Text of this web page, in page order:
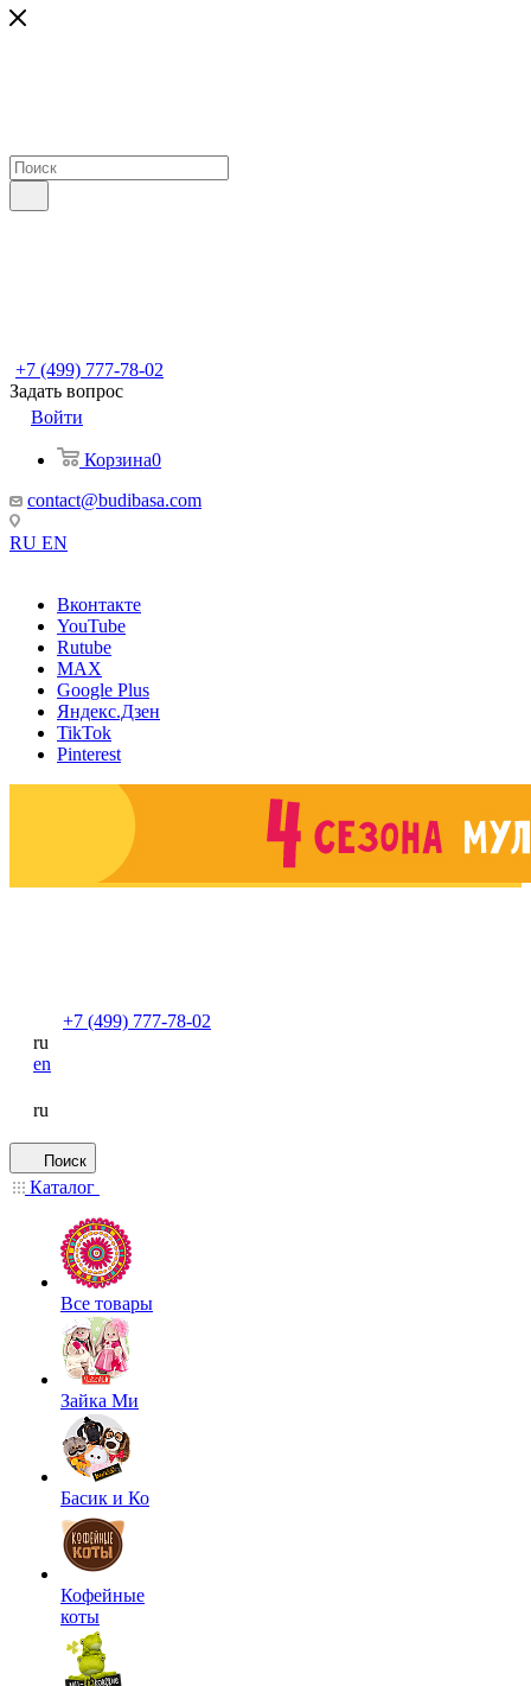
+7 (499) 777-78-02
Задать вопрос
Войти
Корзина0
contact@budibasa.com
RU EN
Вконтакте
YouTube
Rutube
MAX
Google Plus
Яндекс.Дзен
TikTok
Pinterest
+7 (499) 777-78-02
ru
en
ru
Поиск
Каталог
Все товары
Зайка Ми
Басик и Ко
Кофейные
коты